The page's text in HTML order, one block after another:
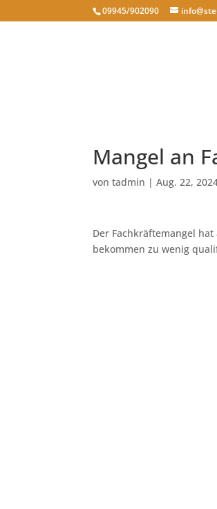
09945/902090
Mangel an
vontadmin |Aug. 22,
Der Fachkräftemangel
bekommen zu wenig